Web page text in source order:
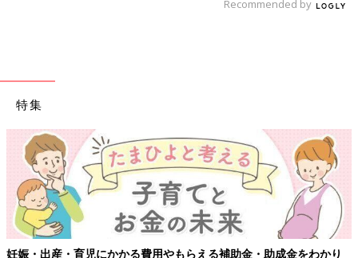
Recommended by
特集
【ワクチン接種できるものも】妊婦の感染症対策、知っておいて！